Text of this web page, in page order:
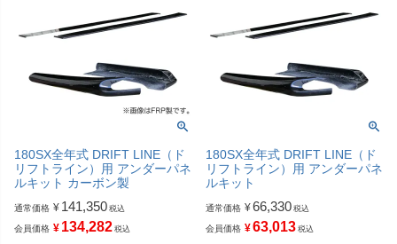
180SX全年式 DRIFT LINE（ド
リフトライン）用 アンダーパネ
ルキット カーボン製
通常価格 ¥ 141,350 税込
会員価格 ¥ 134,282 税込
180SX全年式 DRIFT LINE（ド
リフトライン）用 アンダーパネ
ルキット
通常価格 ¥66,330 税込
会員価格 ¥63,013 税込